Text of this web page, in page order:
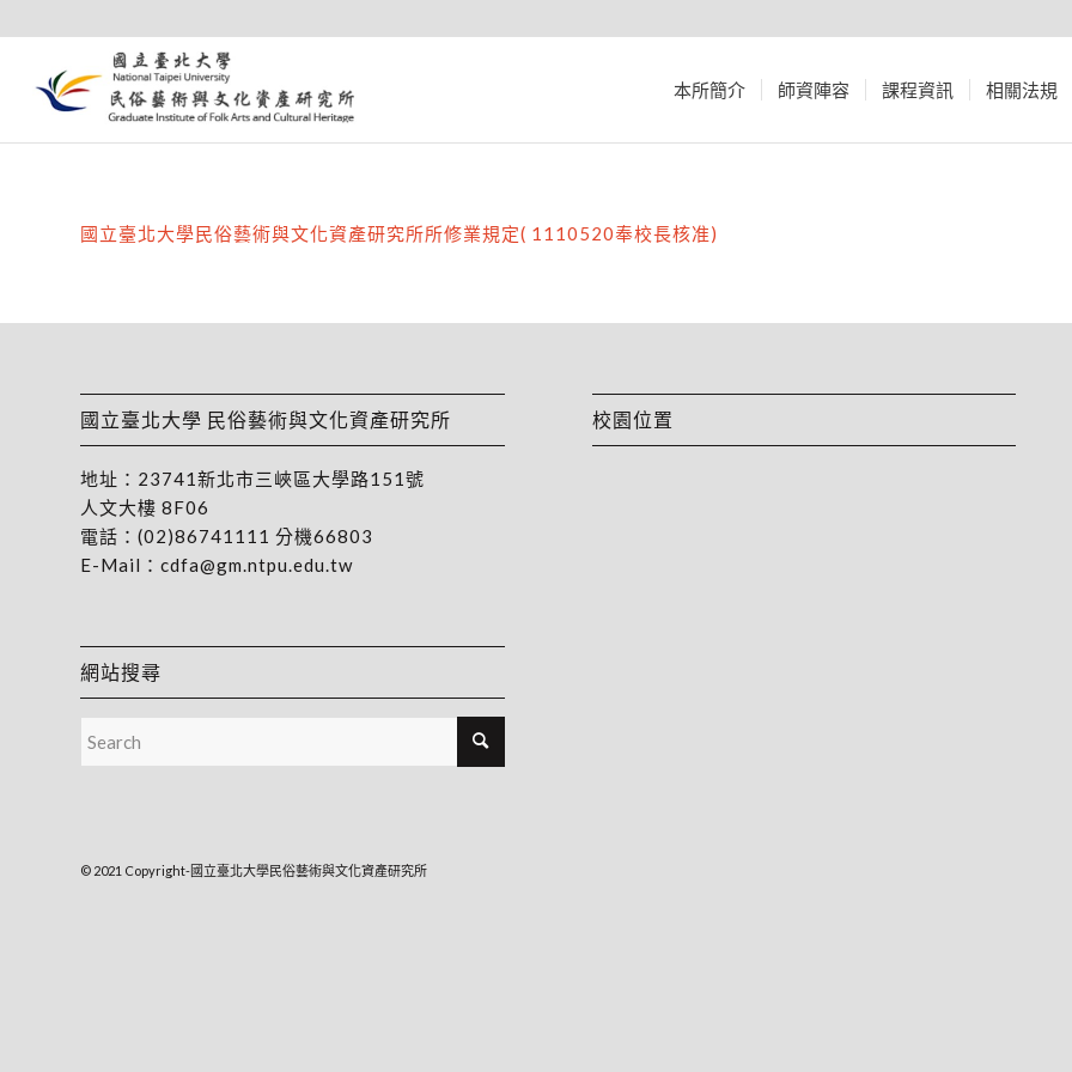
本所簡介 師資陣容 課程資訊 相關法規
國立臺北大學民俗藝術與文化資產研究所所修業規定( 1110520奉校長核准)
國立臺北大學 民俗藝術與文化資產研究所
地址： 23741新北市三峽區大學路151號
人文大樓 8F06
電話： (02)86741111 分機66803
E-Mail： cdfa@gm.ntpu.edu.tw
網站搜尋
校園位置
© 2021 Copyright-國立臺北大學民俗藝術與文化資產研究所